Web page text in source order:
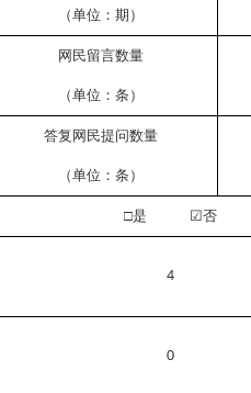
（单位：期）
网民留言数量
（单位：条）
答复网民提问数量
（单位：条）
□是 ☑否
4
0